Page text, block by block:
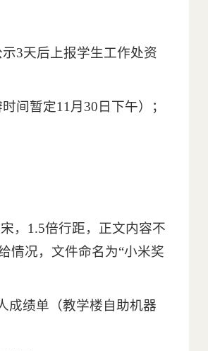
3天后上报学生工作处资
间暂定11月30日下午）；
，1.5倍行距，正文内容不
情况，文件命名为“小米奖
成绩单（教学楼自助机器